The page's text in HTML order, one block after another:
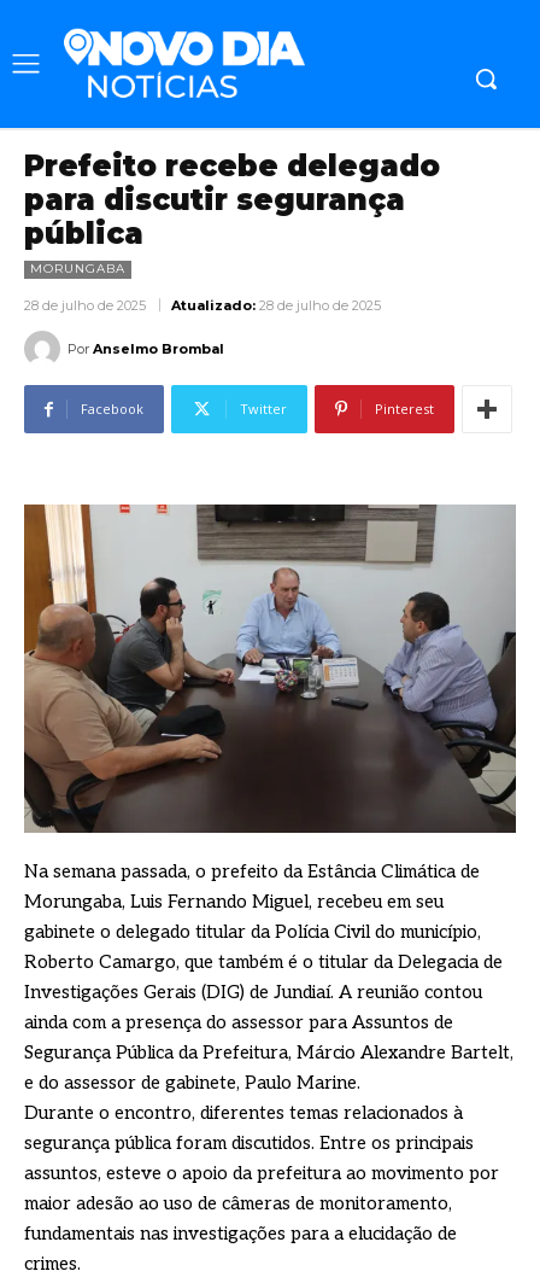
Prefeito recebe delegado
para discutir segurança
pública
MORUNGABA
28 de julho de 2025 Atualizado: 28 de julho de 2025
Por Anselmo Brombal
Facebook Twitter Pinterest
Na semana passada, o prefeito da Estância Climática de
Morungaba, Luis Fernando Miguel, recebeu em seu
gabinete o delegado titular da Polícia Civil do município,
Roberto Camargo, que também é o titular da Delegacia de
Investigações Gerais (DIG) de Jundiaí. A reunião contou
ainda com a presença do assessor para Assuntos de
Segurança Pública da Prefeitura, Márcio Alexandre Bartelt,
e do assessor de gabinete, Paulo Marine.
Durante o encontro, diferentes temas relacionados à
segurança pública foram discutidos. Entre os principais
assuntos, esteve o apoio da prefeitura ao movimento por
maior adesão ao uso de câmeras de monitoramento,
fundamentais nas investigações para a elucidação de
crimes.